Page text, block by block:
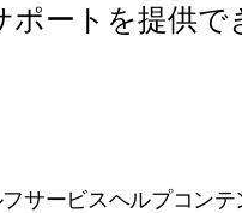
ートを提供で
サービスヘルプコン